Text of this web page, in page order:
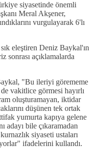
siyasetinde önemli
Meral Akşener,
vurgulayarak 6'lı
eleştiren Deniz Baykal'ın
sonrası açıklamalarda
"Bu ileriyi görememe
vakitlice görmesi hayırlı
oluşturamayan, iktidar
düşünen tek ortak
yumurta kapıya gelene
adayı bile çıkaramadan
siyaseti ustaları
ifadelerini kullandı.